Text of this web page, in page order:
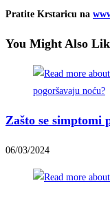
Pratite Krstaricu na
You Might Also
Zašto se simptomi
06/03/2024